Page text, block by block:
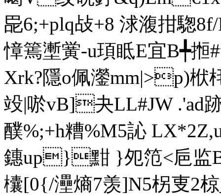
巼6;+plq敁+ 8 浗澓拑騘
慞篶壍黉-u頊眡E宜B╇搄
Xrk?隱o佩灐mm|>p)栿
竐|唹vB]夬LL#JW .'ad
醭%;+h糟%M5訫
鏸up}黚 }夗笵<巵监
欜[0{/灅熵7羡]N5柺叓2椋